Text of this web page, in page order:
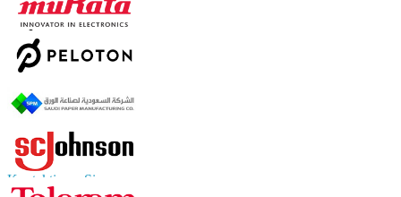
Kontaktieren Sie uns